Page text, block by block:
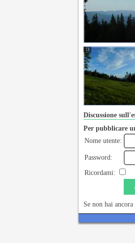
13
Discussione
Per pubblicare
Nome utente:
Password:
Ricordami:
Se non hai